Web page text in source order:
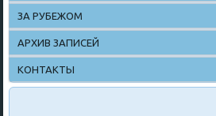
ЗА РУБЕЖОМ
АРХИВ ЗАПИСЕЙ
КОНТАКТЫ